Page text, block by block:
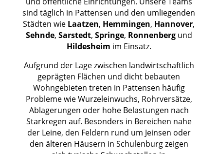
sind täglich in Pattensen und den umliegenden
Städten wie Laatzen, Hemmingen, Hannover,
Sehnde, Sarstedt, Springe, Ronnenbergund
Hildesheim im Einsatz.
Aufgrund der Lage zwischen landwirtschaftlich
geprägten Flächen und dicht bebauten
Wohngebieten treten in Pattensen häufig
Probleme wie Wurzeleinwuchs, Rohrversätze,
Ablagerungen oder hohe Belastungen nach
Starkregen auf. Besonders in Bereichen nahe
der Leine, den Feldern rund um Jeinsen oder
den älteren Häusern in Schulenburg zeigen